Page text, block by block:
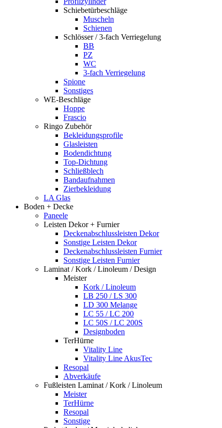
Schiebetürbeschläge
Muscheln
Schienen
Schlösser / 3-fach Verriegelung
BB
PZ
WC
3-fach Verriegelung
Spione
Sonstiges
WE-Beschläge
Hoppe
Frascio
Ringo Zubehör
Bekleidungsprofile
Glasleisten
Bodendichtung
Top-Dichtung
Schließblech
Bandaufnahmen
Zierbekleidung
LA Glas
Boden + Decke
Paneele
Leisten Dekor + Furnier
Deckenabschlussleisten Dekor
Sonstige Leisten Dekor
Deckenabschlussleisten Furnier
Sonstige Leisten Furnier
Laminat / Kork / Linoleum / Design
Meister
Kork / Linoleum
LB 250 / LS 300
LD 300 Melange
LC 55 / LC 200
LC 50S / LC 200S
Designboden
TerHürne
Vitality Line
Vitality Line AkusTec
Resopal
Abverkäufe
Fußleisten Laminat / Kork / Linoleum
Meister
TerHürne
Resopal
Sonstige